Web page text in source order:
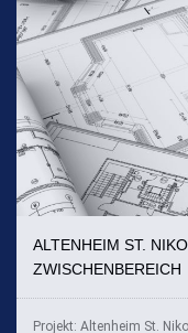
ALTENHEIM ST.
ZWISCHENBEREICH
Projekt: Altenheim St.